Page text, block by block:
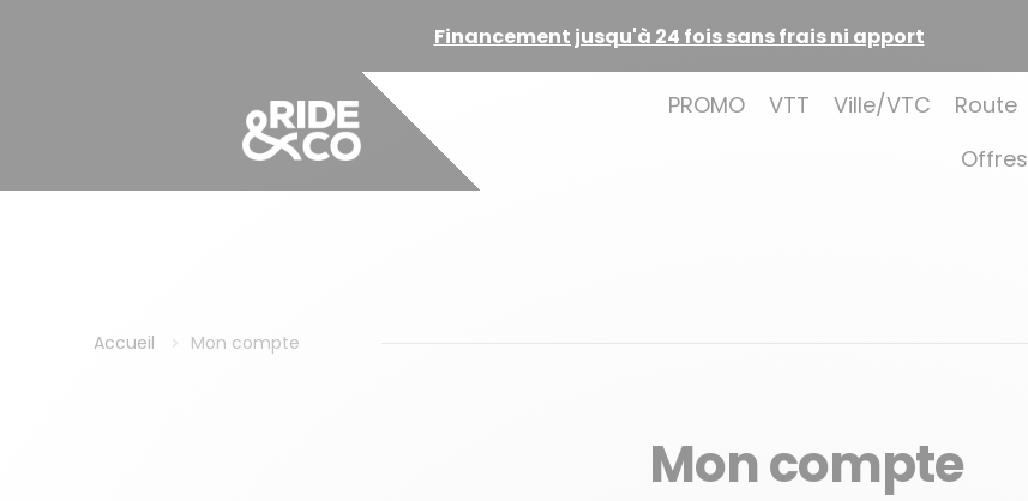
Financement jusqu'à 24 fois sans frais ni apport
PROMO VTT Ville/VTC Route
Offres
Accueil Mon compte
Mon compte